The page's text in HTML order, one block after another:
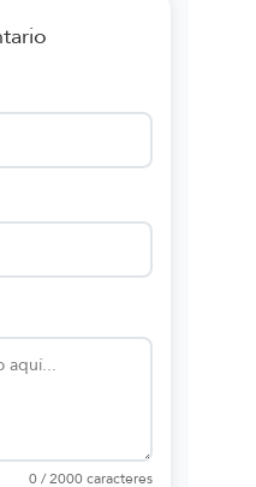
0 / 2000 caracteres